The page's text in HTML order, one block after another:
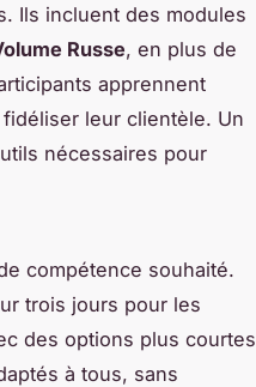
Ils incluent des modules
Russe, en plus de
apprennent
leur clientèle. Un
nécessaires pour
compétence souhaité.
trois jours pour les
des options plus courtes
à tous, sans